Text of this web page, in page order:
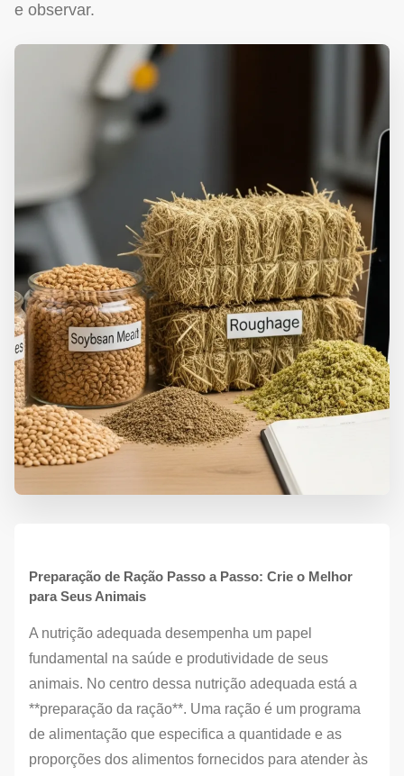
e observar.
Preparação de Ração Passo a Passo: Crie o Melhor
para Seus Animais
A nutrição adequada desempenha um papel
fundamental na saúde e produtividade de seus
animais. No centro dessa nutrição adequada está a
**preparação da ração**. Uma ração é um programa
de alimentação que especifica a quantidade e as
proporções dos alimentos fornecidos para atender às